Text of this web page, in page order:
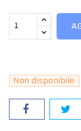
Non disponibile